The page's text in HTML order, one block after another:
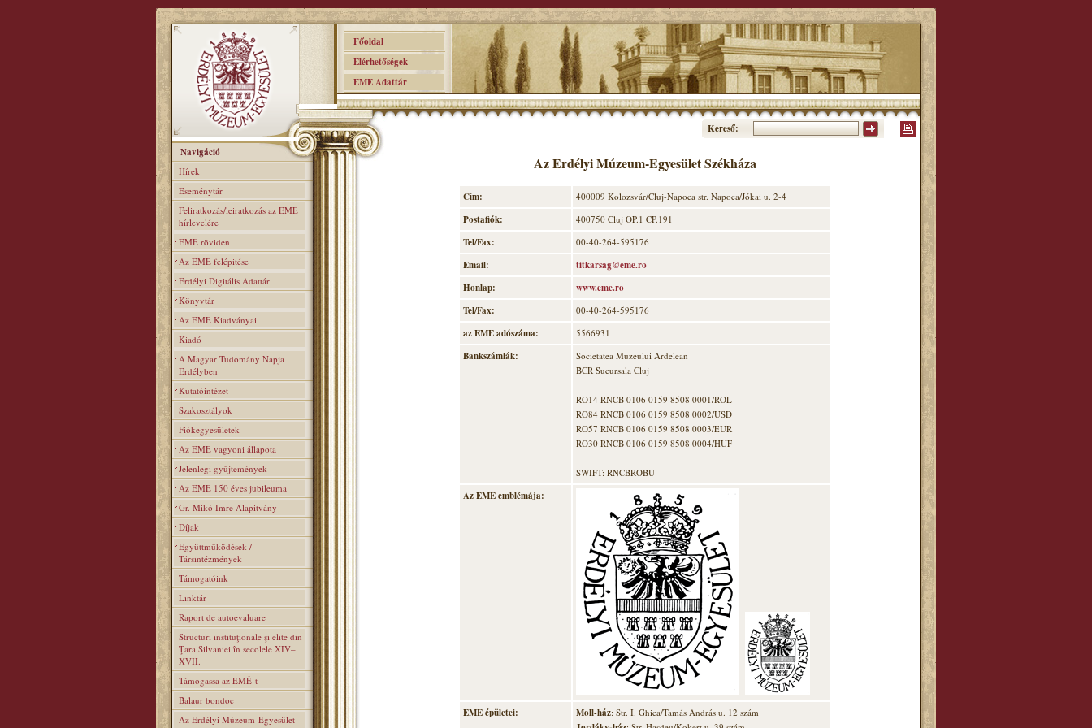
Főoldal
Elérhetőségek
EME Adattár
Kereső:
Navigáció
Hírek
Eseménytár
Feliratkozás/leiratkozás az EME
hírlevelére
EME röviden
Az EME felépitése
Erdélyi Digitális Adattár
Könyvtár
Az EME Kiadványai
Kiadó
A Magyar Tudomány Napja
Erdélyben
Kutatóintézet
Szakosztályok
Fiókegyesületek
Az EME vagyoni állapota
Jelenlegi gyűjtemények
Az EME 150 éves jubileuma
Gr. Mikó Imre Alapitvány
Díjak
Együttműködések /
Társintézmények
Támogatóink
Linktár
Raport de autoevaluare
Structuri instituţionale şi elite din
Ţara Silvaniei în secolele XIV–
XVII.
Támogassa az EMÉ-t
Balaur bondoc
Az Erdélyi Múzeum-Egyesület
Az Erdélyi Múzeum-Egyesület Székháza
Cím: 400009 Kolozsvár/Cluj-Napoca str. Napoca/Jókai u. 2-4
Postafiók: 400750 Cluj OP.1 CP.191
Tel/Fax: 00-40-264-595176
Email:
titkarsag@eme.ro
Honlap:
www.eme.ro
Tel/Fax:
00-40-264-595176
az EME adószáma: 5566931
Bankszámlák:
Societatea Muzeului Ardelean
BCR Sucursala Cluj
RO14 RNCB 0106 0159 8508 0001/ROL
RO84 RNCB 0106 0159 8508 0002/USD
RO57 RNCB 0106 0159 8508 0003/EUR
RO30 RNCB 0106 0159 8508 0004/HUF
SWIFT: RNCBROBU
Az EME emblémája:
EME épületei: Moll-ház: Str. I. Ghica/Tamás András u. 12 szám